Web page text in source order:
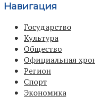
Навигация
Государство
Культура
Общество
Официальная
Регион
Спорт
Экономика